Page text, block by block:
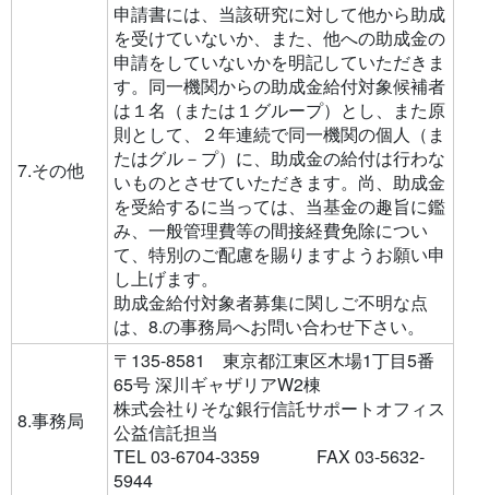
7.その他
申請書には、当該研究に対して他から助成
を受けていないか、また、他への助成金の
申請をしていないかを明記していただきま
す。同一機関からの助成金給付対象候補者
は１名（または１グループ）とし、また原
則として、２年連続で同一機関の個人（ま
たはグル－プ）に、助成金の給付は行わな
いものとさせていただきます。尚、助成金
を受給するに当っては、当基金の趣旨に鑑
み、一般管理費等の間接経費免除につい
て、特別のご配慮を賜りますようお願い申
し上げます。
助成金給付対象者募集に関しご不明な点
は、8.の事務局へお問い合わせ下さい。
8.事務局
〒135-8581 東京都江東区木場1丁目5番
65号 深川ギャザリアW2棟
株式会社りそな銀行信託サポートオフィス
公益信託担当
TEL 03-6704-3359 FAX 03-5632-
5944